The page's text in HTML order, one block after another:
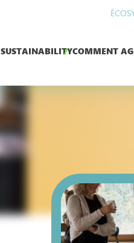
SUSTAINABILITYCOMMENT